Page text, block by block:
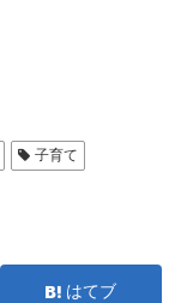
子育て
はてブ